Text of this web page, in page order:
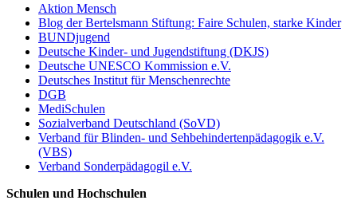
Aktion Mensch
Blog der Bertelsmann Stiftung: Faire Schulen, starke Kinder
BUNDjugend
Deutsche Kinder- und Jugendstiftung (DKJS)
Deutsche UNESCO Kommission e.V.
Deutsches Institut für Menschenrechte
DGB
MediSchulen
Sozialverband Deutschland (SoVD)
Verband für Blinden- und Sehbehindertenpädagogik e.V.
(VBS)
Verband Sonderpädagogil e.V.
Schulen und Hochschulen